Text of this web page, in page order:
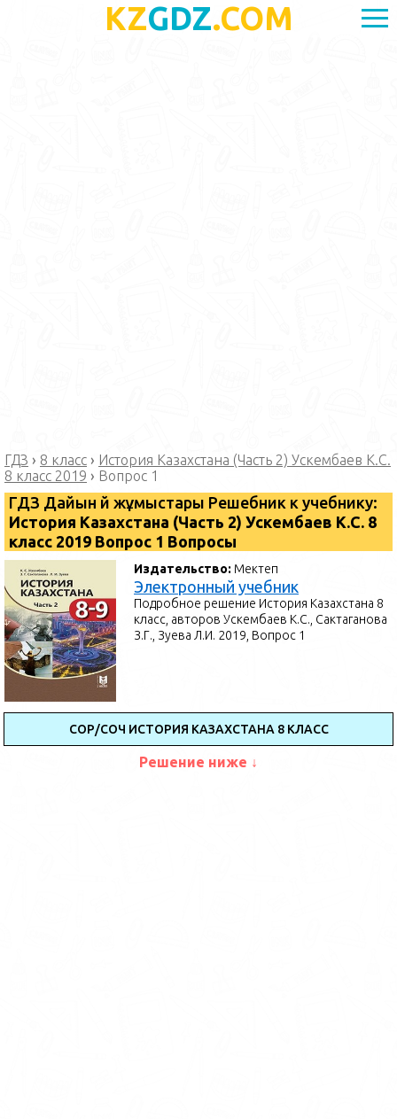
KZGDZ.COM
ГДЗ › 8 класс › История Казахстана (Часть 2) Ускембаев К.С.
8 класс 2019 › Вопрос 1
ГДЗ Дайын үй жұмыстары Решебник к учебнику:
История Казахстана (Часть 2) Ускембаев К.С. 8
класс 2019 Вопрос 1 Вопросы
Издательство: Мектеп
Электронный учебник
Подробное решение История Казахстана 8
класс, авторов Ускембаев К.С., Сактаганова
З.Г., Зуева Л.И. 2019, Вопрос 1
СОР/СОЧ ИСТОРИЯ КАЗАХСТАНА 8 КЛАСС
Решение ниже ↓